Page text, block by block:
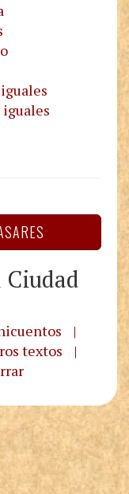
iguales
|
textos
|